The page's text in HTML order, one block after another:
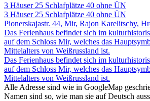
3 Häuser 25 Schlafplätze 40 ohne ÜN
3 Häuser 25 Schlafplätze 40 ohne ÜN
Pionerskajastr. 44, Mir, Rajon Karelitschy,
Das Ferienhaus befindet sich im
auf dem Schloss Mir, welches das
Mittelalters von Weißrussland ist.
Das Ferienhaus befindet sich im
auf dem Schloss Mir, welches das
Mittelalters von Weißrussland ist.
Alle Adresse sind wie in GoogleMap
Namen sind so, wie man sie auf Deutsch